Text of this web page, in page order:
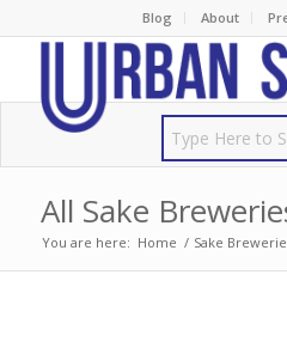
Blog About
All Sake
You are here: Home / Sake